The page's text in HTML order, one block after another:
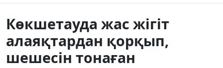
Көкшетауда жас жігіт
алаяқтардан қорқып,
шешесін тонаған